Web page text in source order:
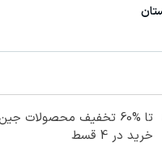
تا %60 تخفیف محصولات
خرید در 4 قسط